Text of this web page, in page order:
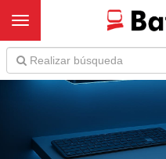
Toggle navigation